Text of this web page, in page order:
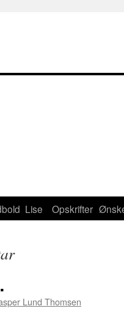
Lise Opskrifter
Lund Thomsen